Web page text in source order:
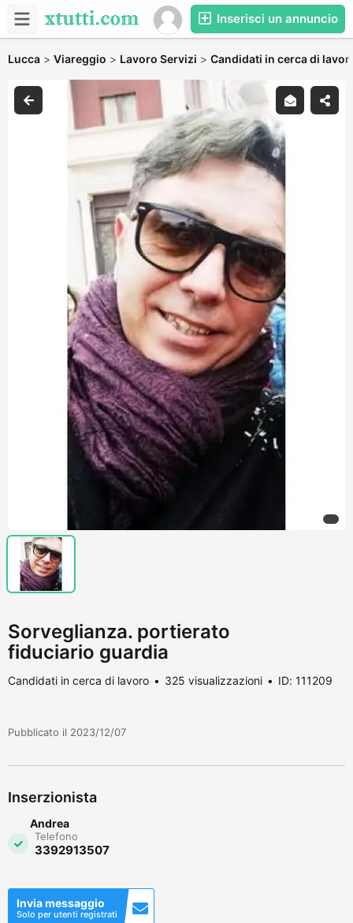
Inserisci un annuncio
Lucca > Viareggio > Lavoro Servizi > Candidati in cerca di
Sorveglianza. portierato
fiduciario guardia
Candidati in cerca di lavoro 325 visualizzazioni ID: 111209
Pubblicato il 2023/12/07
Inserzionista
Andrea
Telefono
3392913507
Invia messaggio
Solo per utenti registrati